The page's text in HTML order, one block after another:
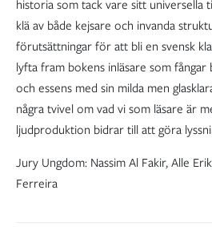
historia som tack vare sitt universella
klä av både kejsare och invanda
förutsättningar för att bli en svensk
lyfta fram bokens inläsare som
och essens med sin milda men
några tvivel om vad vi som läsare är
ljudproduktion bidrar till att göra
Jury Ungdom: Nassim Al Fakir, Alle
Ferreira